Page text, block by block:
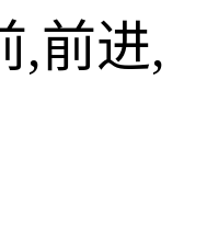
,前进,